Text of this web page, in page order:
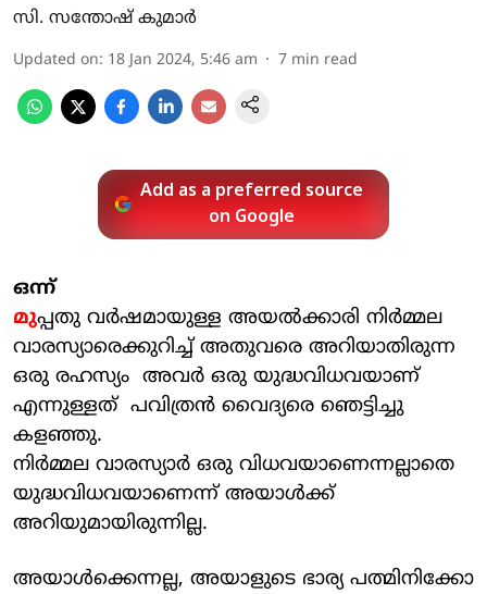
സി. സന്തോഷ് കുമാര്‍
Updated on: 18 Jan 2024, 5:46 am 7 min read
Add as a preferred source
on Google
ഒന്ന്​
മുപ്പതു വര്‍ഷമായുള്ള അയല്‍ക്കാരി നിര്‍മ്മല
വാരസ്യാരെക്കുറിച്ച് അതുവരെ അറിയാതിരുന്ന
ഒരു രഹസ്യം അവര്‍ ഒരു യുദ്ധവിധവയാണ്
എന്നുള്ളത് പവിത്രന്‍ വൈദ്യരെ ഞെട്ടിച്ചു
കളഞ്ഞു.
നിര്‍മ്മല വാരസ്യാര്‍ ഒരു വിധവയാണെന്നല്ലാതെ
യുദ്ധവിധവയാണെന്ന് അയാള്‍ക്ക്
അറിയുമായിരുന്നില്ല.
അയാള്‍ക്കെന്നല്ല, അയാളുടെ ഭാര്യ പത്മിനിക്കോ